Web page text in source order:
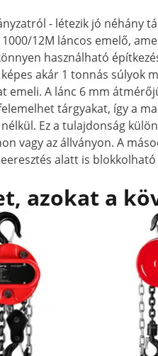
- létezik jó néhány
12M láncos emelő,
használható
akár 1 tonnás
emeli. A lánc 6 mm
tárgyakat, így a
Ez a tulajdonság
vagy az állványon. A
alatt is
azokat a